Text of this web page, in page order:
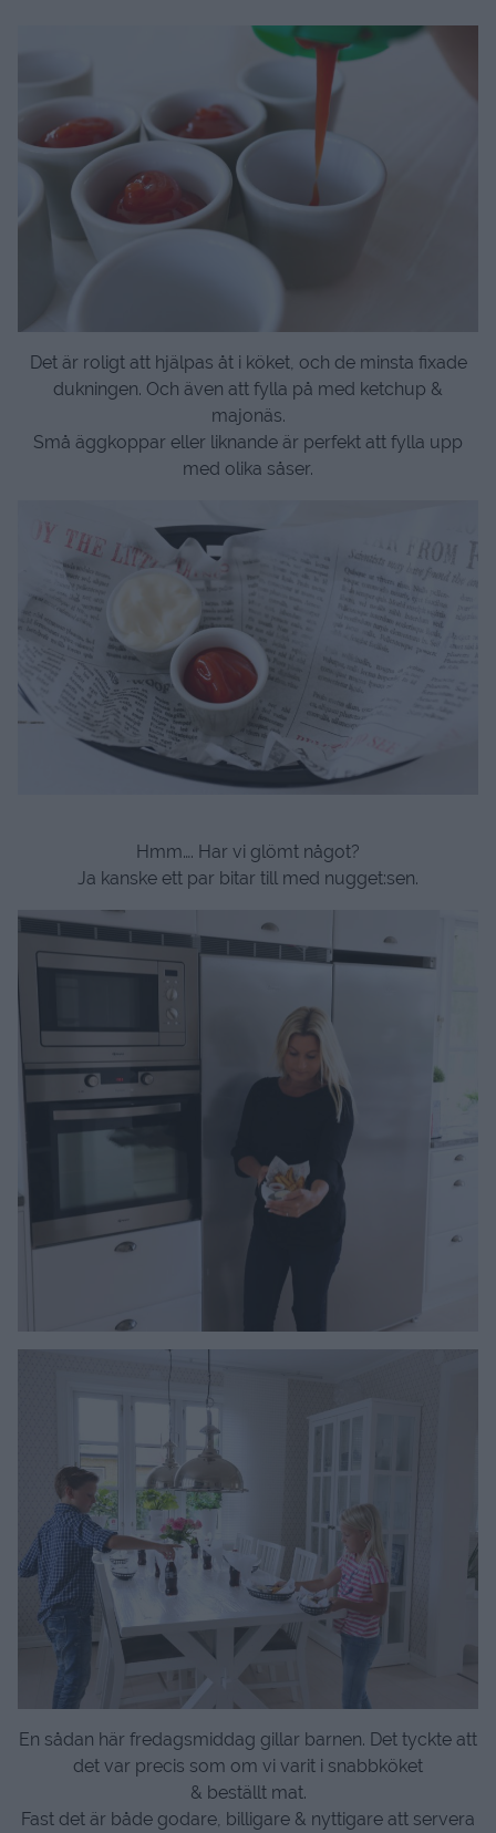
Det är roligt att hjälpas åt i köket, och de minsta fixade
dukningen. Och även att fylla på med ketchup &
majonäs.
Små äggkoppar eller liknande är perfekt att fylla upp
med olika såser.
Hmm…. Har vi glömt något?
Ja kanske ett par bitar till med nugget:sen.
En sådan här fredagsmiddag gillar barnen. Det tyckte att
det var precis som om vi varit i snabbköket
& beställt mat.
Fast det är både godare, billigare & nyttigare att servera